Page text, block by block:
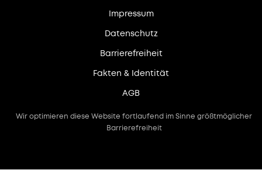
Impressum
Datenschutz
Barrierefreiheit
Fakten & Identität
AGB
Wir optimieren diese Website fortlaufend im Sinne größtmöglicher
Barrierefreiheit